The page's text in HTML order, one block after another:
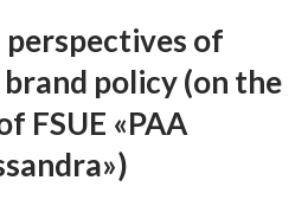
of
policy (on the
FSUE «PAA